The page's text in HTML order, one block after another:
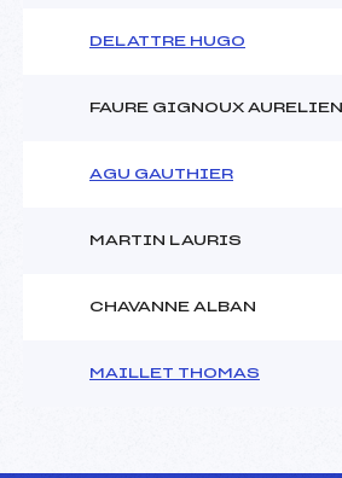
DELATTRE HUGO
FAURE GIGNOUX AURELIEN
AGU GAUTHIER
MARTIN LAURIS
CHAVANNE ALBAN
MAILLET THOMAS